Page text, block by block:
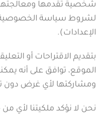
شخصية تقدمها
لشروط سياسة الخصوصية
الإعدادات).
بتقديم الاقتراحات أو
الموقع، توافق على أنه
ومشاركتها لأي غرض
نحن لا نؤكد ملكيتنا لأي